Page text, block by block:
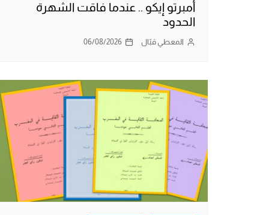
أمبرتو إيكو .. عندما فاقت الشهرة
الحدود
المعطي قبّال 06/08/2026